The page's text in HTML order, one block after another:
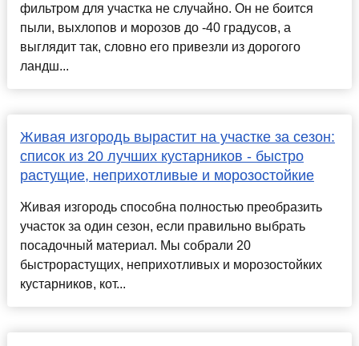
фильтром для участка не случайно. Он не боится
пыли, выхлопов и морозов до -40 градусов, а
выглядит так, словно его привезли из дорогого
ландш...
Живая изгородь вырастит на участке за сезон:
список из 20 лучших кустарников - быстро
растущие, неприхотливые и морозостойкие
Живая изгородь способна полностью преобразить
участок за один сезон, если правильно выбрать
посадочный материал. Мы собрали 20
быстрорастущих, неприхотливых и морозостойких
кустарников, кот...